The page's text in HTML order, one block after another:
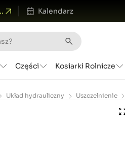
Kalendarz
Części Kosiarki Rolnicze
Układ hydrauliczny Uszczelnienie